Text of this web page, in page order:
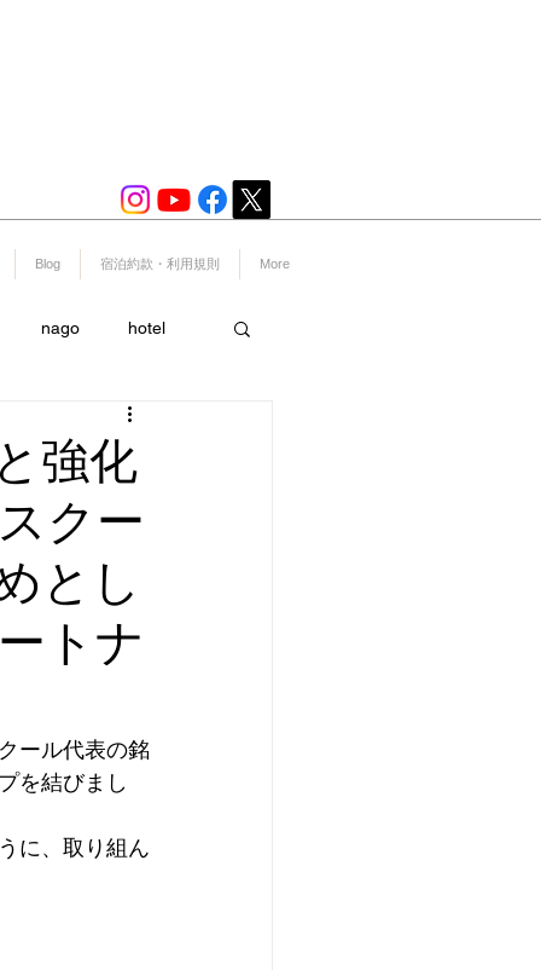
Blog 宿泊約款・利用規則 More
nago hotel
スポーツ
美ら海水族館
強化
クー
とし
トナ
ール代表の銘
を結びまし
に、取り組ん